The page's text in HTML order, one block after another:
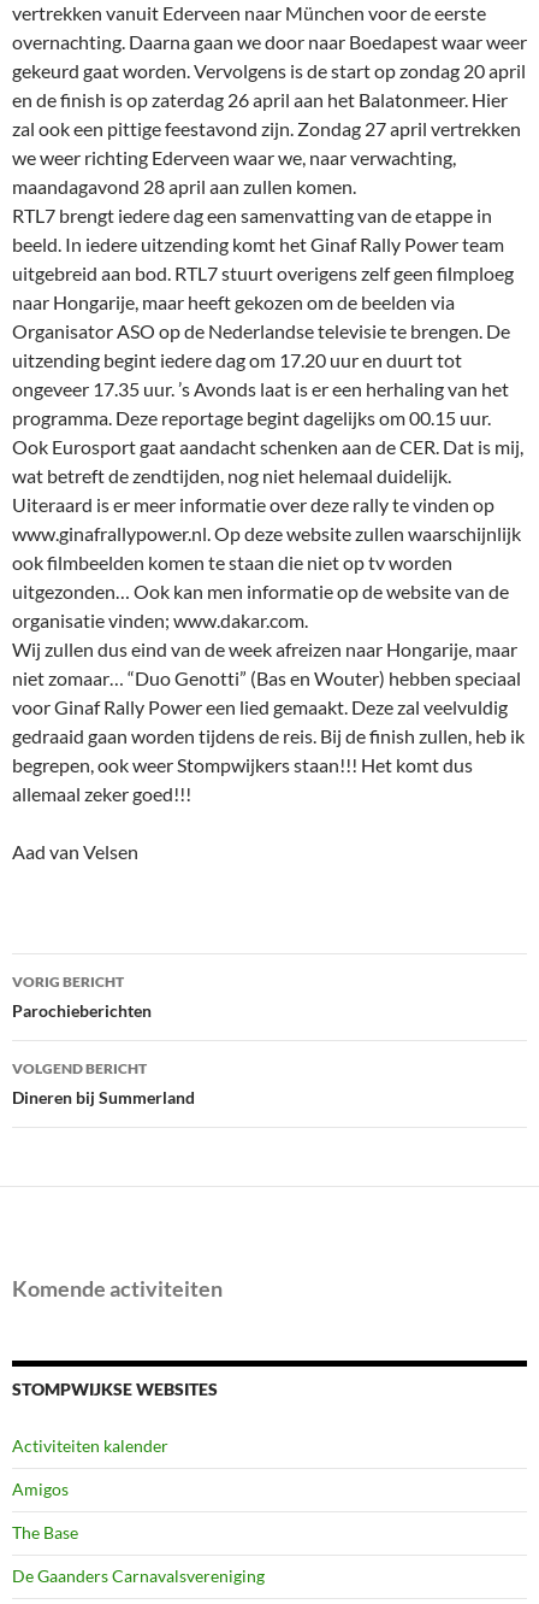
vertrekken vanuit Ederveen naar München voor de eerste
overnachting. Daarna gaan we door naar Boedapest waar weer
gekeurd gaat worden. Vervolgens is de start op zondag 20 april
en de finish is op zaterdag 26 april aan het Balatonmeer. Hier
zal ook een pittige feestavond zijn. Zondag 27 april vertrekken
we weer richting Ederveen waar we, naar verwachting,
maandagavond 28 april aan zullen komen.
RTL7 brengt iedere dag een samenvatting van de etappe in
beeld. In iedere uitzending komt het Ginaf Rally Power team
uitgebreid aan bod. RTL7 stuurt overigens zelf geen filmploeg
naar Hongarije, maar heeft gekozen om de beelden via
Organisator ASO op de Nederlandse televisie te brengen. De
uitzending begint iedere dag om 17.20 uur en duurt tot
ongeveer 17.35 uur. ’s Avonds laat is er een herhaling van het
programma. Deze reportage begint dagelijks om 00.15 uur.
Ook Eurosport gaat aandacht schenken aan de CER. Dat is mij,
wat betreft de zendtijden, nog niet helemaal duidelijk.
Uiteraard is er meer informatie over deze rally te vinden op
www.ginafrallypower.nl. Op deze website zullen waarschijnlijk
ook filmbeelden komen te staan die niet op tv worden
uitgezonden… Ook kan men informatie op de website van de
organisatie vinden; www.dakar.com.
Wij zullen dus eind van de week afreizen naar Hongarije, maar
niet zomaar… “Duo Genotti” (Bas en Wouter) hebben speciaal
voor Ginaf Rally Power een lied gemaakt. Deze zal veelvuldig
gedraaid gaan worden tijdens de reis. Bij de finish zullen, heb ik
begrepen, ook weer Stompwijkers staan!!! Het komt dus
allemaal zeker goed!!!
Aad van Velsen
Bericht
navigatie
VORIG BERICHT
Parochieberichten
VOLGEND BERICHT
Dineren bij Summerland
Komende activiteiten
STOMPWIJKSE WEBSITES
Activiteiten kalender
Amigos
The Base
De Gaanders Carnavalsvereniging